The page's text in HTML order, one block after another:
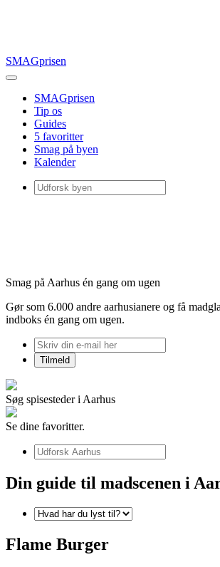
SMAGprisen
SMAGprisen
Tip os
Guides
5 favoritter
Smag på byen
Kalender
Smag på Aarhus én gang om ugen
Gør som 6.000 andre aarhusianere og få
indboks én gang om ugen.
Søg spisesteder i Aarhus
Se dine favoritter.
Din guide til madscenen i
Flame Burger